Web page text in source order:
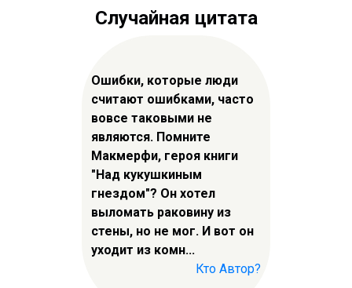
Случайная цитата
Ошибки, которые люди
считают ошибками, часто
вовсе таковыми не
являются. Помните
Макмерфи, героя книги
"Над кукушкиным
гнездом"? Он хотел
выломать раковину из
стены, но не мог. И вот он
уходит из комн...
Кто Автор?